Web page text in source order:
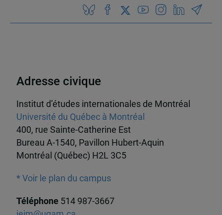
Adresse civique
Institut d’études internationales de Montréal
Université du Québec à Montréal
400, rue Sainte-Catherine Est
Bureau A-1540, Pavillon Hubert-Aquin
Montréal (Québec) H2L 3C5
* Voir le plan du campus
Téléphone 514 987-3667